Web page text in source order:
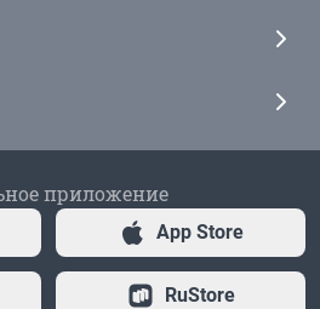
приложение
App Store
RuStore